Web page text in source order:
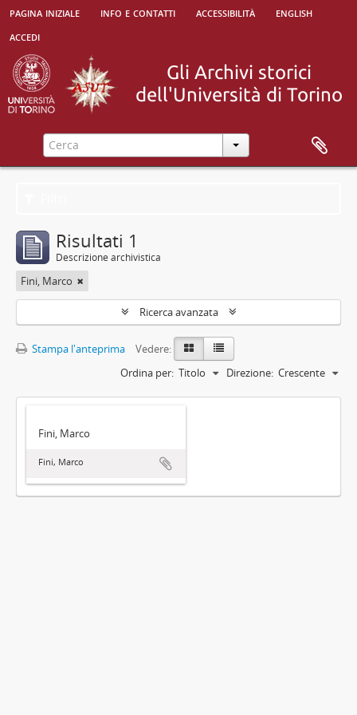
pagina iniziale info e contatti accessibilità
english
accedi
Risultati 1
Descrizione archivistica
Fini, Marco
Ricerca avanzata
Stampa l'anteprima
Vedere:
Ordina per: Titolo Direzione: Crescente
Fini, Marco
Fini, Marco